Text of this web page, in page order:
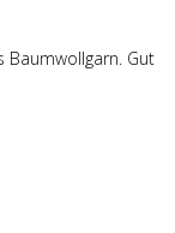
Baumwollgarn. Gut